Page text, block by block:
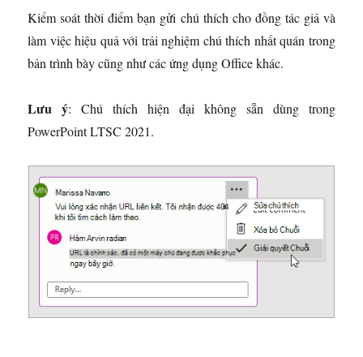
Kiểm soát thời điểm bạn gửi chú thích cho đồng tác giả và
làm việc hiệu quả với trải nghiệm chú thích nhất quán trong
bản trình bày cũng như các ứng dụng Office khác.
Lưu ý: Chú thích hiện đại không sẵn dùng trong
PowerPoint LTSC 2021.